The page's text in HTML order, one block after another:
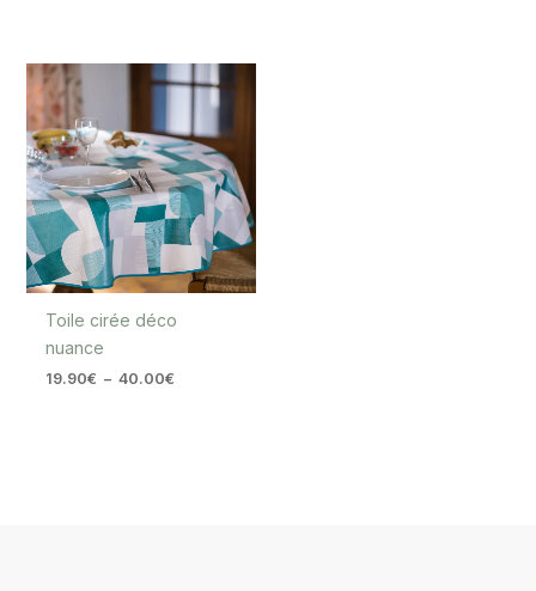
Toile cirée déco
nuance
19.90€ – 40.00€
de
19.90€
à
40.00€